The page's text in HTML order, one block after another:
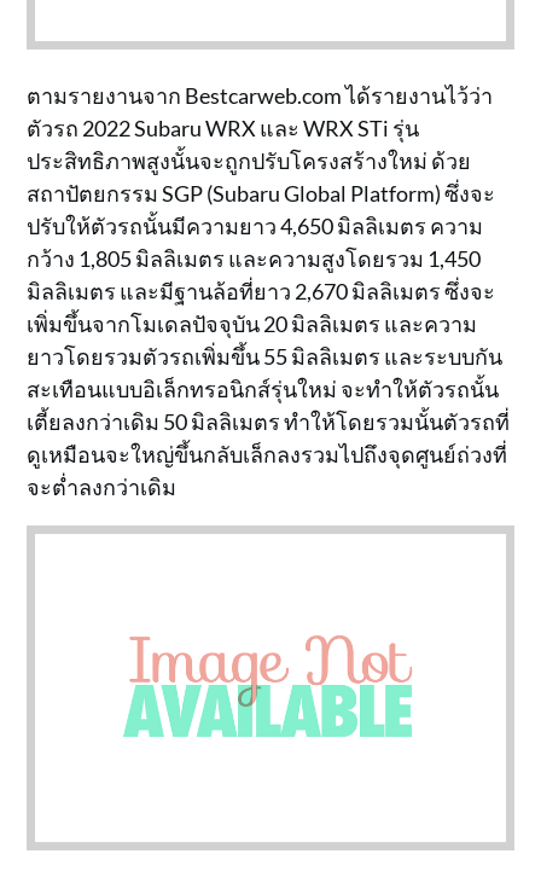
ตามรายงานจาก Bestcarweb.com ได้รายงานไว้ว่า
ตัวรถ 2022 Subaru WRX และ WRX STi รุ่น
ประสิทธิภาพสูงนั้นจะถูกปรับโครงสร้างใหม่ ด้วย
สถาปัตยกรรม SGP (Subaru Global Platform) ซึ่งจะ
ปรับให้ตัวรถนั้นมีความยาว 4,650 มิลลิเมตร ความ
กว้าง 1,805 มิลลิเมตร และความสูงโดยรวม 1,450
มิลลิเมตร และมีฐานล้อที่ยาว 2,670 มิลลิเมตร ซึ่งจะ
เพิ่มขึ้นจากโมเดลปัจจุบัน 20 มิลลิเมตร และความ
ยาวโดยรวมตัวรถเพิ่มขึ้น 55 มิลลิเมตร และระบบกัน
สะเทือนแบบอิเล็กทรอนิกส์รุ่นใหม่ จะทำให้ตัวรถนั้น
เตี้ยลงกว่าเดิม 50 มิลลิเมตร ทำให้โดยรวมนั้นตัวรถที่
ดูเหมือนจะใหญ่ขึ้นกลับเล็กลงรวมไปถึงจุดศูนย์ถ่วงที่
จะต่ำลงกว่าเดิม